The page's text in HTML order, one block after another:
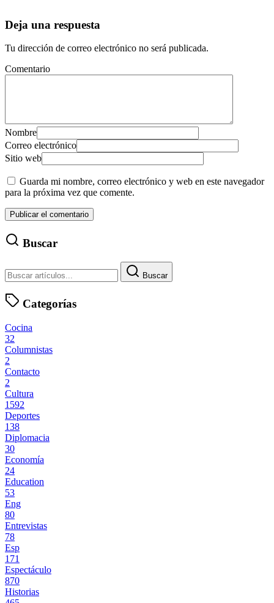
Deja una respuesta
Tu dirección de correo electrónico no será publicada.
Comentario
Nombre
Correo electrónico
Sitio web
Guarda mi nombre, correo electrónico y web en este navegador
para la próxima vez que comente.
Buscar
Buscar
Categorías
Cocina
32
Columnistas
2
Contacto
2
Cultura
1592
Deportes
138
Diplomacia
30
Economía
24
Education
53
Eng
80
Entrevistas
78
Esp
171
Espectáculo
870
Historias